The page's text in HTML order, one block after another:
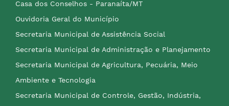
Casa dos Conselhos - Paranaíta/MT
Ouvidoria Geral do Município
Secretaria Municipal de Assistência Social
Secretaria Municipal de Administração e Planejamento
Secretaria Municipal de Agricultura, Pecuária, Meio
Ambiente e Tecnologia
Secretaria Municipal de Controle, Gestão, Indústria,